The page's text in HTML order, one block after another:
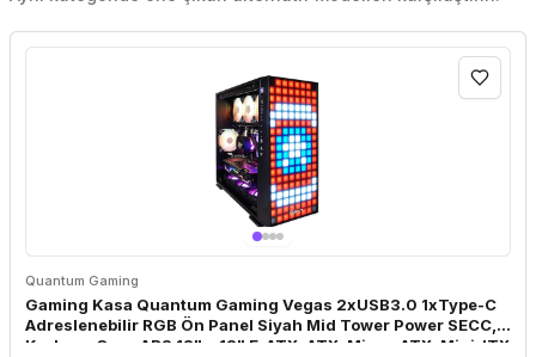
Quantum Gaming
Gaming Kasa Quantum Gaming Vegas 2xUSB3.0 1xType-C
Adreslenebilir RGB Ön Panel Siyah Mid Tower Power SECC,
Kırılmaz Cam, ABS 12" x 13" E-ATX, ATX, Micro-ATX, Mini-ITX